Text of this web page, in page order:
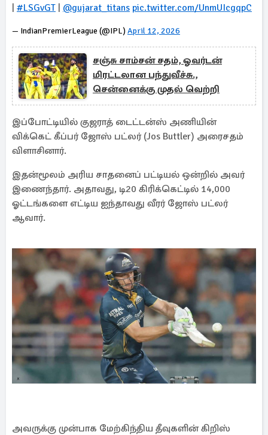
#LSGvGT @gujarat_titans pic.twitter.com/UnmUIcgqpC
— IndianPremierLeague (@IPL) April 12, 2026
சஞ்சு சாம்சன் சதம், ஓவர்டன்
மிரட்டலான பந்துவீச்சு.,
சென்னைக்கு முதல் வெற்றி
இப்போட்டியில் குஜராத் டைட்டன்ஸ் அணியின்
விக்கெட் கீப்பர் ஜோஸ் பட்லர் (Jos Buttler) அரைசதம்
விளாசினார்.
இதன்மூலம் அரிய சாதனைப் பட்டியல் ஒன்றில் அவர்
இணைந்தார். அதாவது, டி20 கிரிக்கெட்டில் 14,000
ஓட்டங்களை எட்டிய ஐந்தாவது வீரர் ஜோஸ் பட்லர்
ஆவார்.
அவருக்கு முன்பாக மேற்கிந்திய தீவுகளின் கிறிஸ்